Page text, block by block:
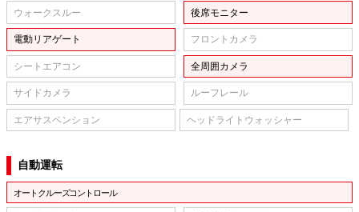
ウォークスルー 後席モニター
電動リアゲート フロントカメラ
シートエアコン 全周囲カメラ
サイドカメラ ルーフレール
エアサスペンション ヘッドライトウォッシャー
自動運転
オートクルーズコントロール